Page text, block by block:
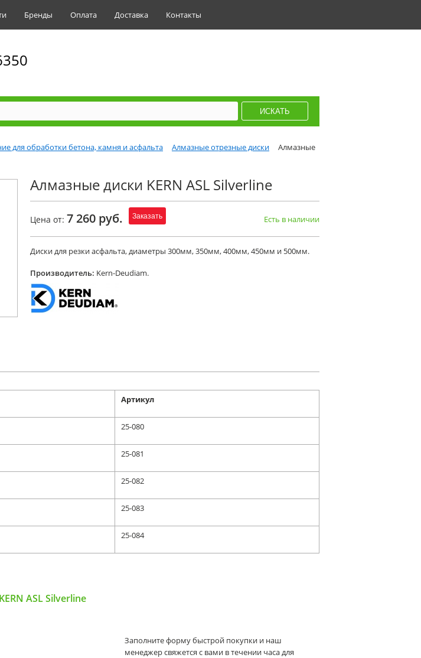
Бренды Оплата Доставка Контакты
для обработки бетона, камня и асфальта Алмазные отрезные диски
Алмазные
Алмазные диски KERN ASL Silverline
Цена от: 7 260 руб. Заказать Есть в наличии
Диски для резки асфальта, диаметры 300мм, 350мм, 400мм, 450мм и 500мм.
Производитель: Kern-Deudiam.
Артикул
25-080
25-081
25-082
25-083
25-084
ASL Silverline
Заполните форму быстрой покупки и наш
менеджер свяжется с вами в течении часа для